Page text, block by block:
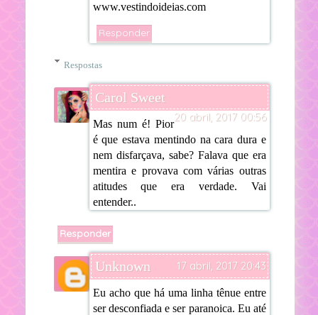
www.vestindoideias.com
Responder
Respostas
Carol Sweet
20 abril, 2017 00:56
Mas num é! Pior
é que estava mentindo na cara dura e
nem disfarçava, sabe? Falava que era
mentira e provava com várias outras
atitudes que era verdade. Vai
entender..
Responder
Unknown 17 abril, 2017 20:43
Eu acho que há uma linha tênue entre
ser desconfiada e ser paranoica. Eu até